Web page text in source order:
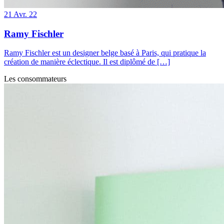
21 Avr. 22
Ramy Fischler
Ramy Fischler est un designer belge basé à Paris, qui pratique la
création de manière éclectique. Il est diplômé de […]
Les consommateurs